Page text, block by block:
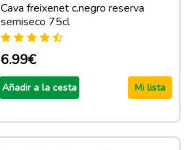
Cava freixenet c.negro reserva
semiseco 75cl
6.99€
Añadir a la cesta Mi lista